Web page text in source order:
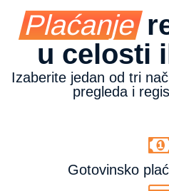
и
заврша
вају све
што је
потребн
гужве и
чекања,
сами
провери
те и
подсете
вас на
све што
о и без
много
Plaćanje
u celosti
Izaberite jedan od tri
pregleda i
Gotovinsko